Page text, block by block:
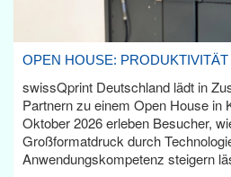
OPEN HOUSE:
swissQprint Deutschland lädt in
Partnern zu einem Open House in
Oktober 2026 erleben Besucher,
Großformatdruck durch
Anwendungskompetenz steigern